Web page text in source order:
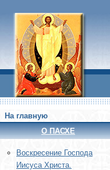
На главную
О ПАСХЕ
Воскреcение Господа
Иисуса Христа.